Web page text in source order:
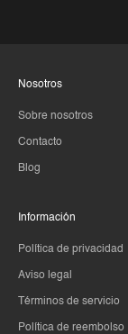
Nosotros
Sobre nosotros
Contacto
Blog
Información
Política de privacidad
Aviso legal
Términos de servicio
Política de reembolso